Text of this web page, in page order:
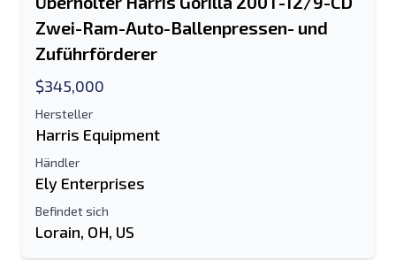
Zwei-Ram-Auto-Ballenpressen- und
Zuführförderer
$345,000
Hersteller
Harris Equipment
Händler
Ely Enterprises
Befindet sich
Lorain, OH, US
An einen Freund senden